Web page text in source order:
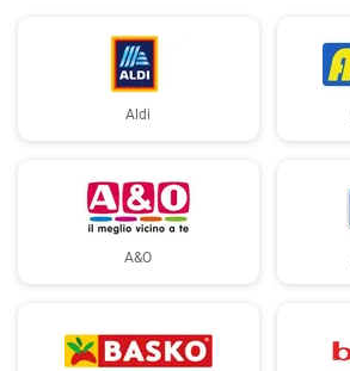
Aldi
A&O